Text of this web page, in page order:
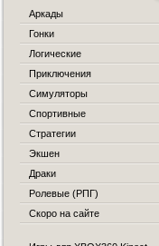
Аркады
Гонки
Логические
Приключения
Симуляторы
Спортивные
Стратегии
Экшен
Драки
Ролевые (РПГ)
Скоро на сайте